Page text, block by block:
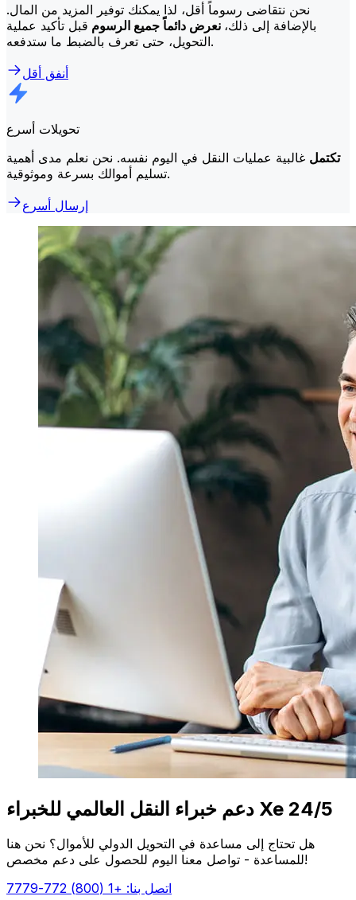
نحن نتقاضى رسوماً أقل، لذا يمكنك توفير المزيد من المال.
بالإضافة إلى ذلك، نعرض دائماً جميع الرسوم قبل تأكيد عملية
التحويل، حتى تعرف بالضبط ما ستدفعه.
أنفق أقل
تحويلات أسرع
تكتمل غالبية عمليات النقل في اليوم نفسه. نحن نعلم مدى أهمية
تسليم أموالك بسرعة وموثوقية.
إرسال أسرع
دعم خبراء النقل العالمي للخبراء Xe 24/5
هل تحتاج إلى مساعدة في التحويل الدولي للأموال؟ نحن هنا
للمساعدة - تواصل معنا اليوم للحصول على دعم مخصص!
اتصل بنا: +1 (800) 772-7779